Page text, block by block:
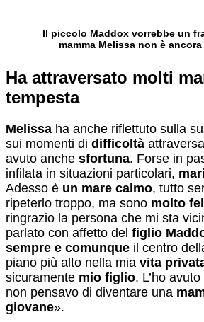
Il piccolo Maddox vorrebbe un
mamma Melissa non è
Ha attraversato molti
tempesta
Melissa ha anche riflettuto sulla
sui momenti di difficoltà
avuto anche sfortuna. Forse in
infilata in situazioni particolari,
Adesso è un mare calmo, tutto
ripeterlo troppo, ma sono molto
ringrazio la persona che mi sta
parlato con affetto del figlio
sempre e comunque il centro
piano più alto nella mia vita
sicuramente mio figlio. L’ho
non pensavo di diventare una
giovane».